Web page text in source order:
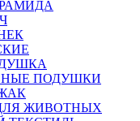
ПОДУШКИ
ЖИВОТНЫХ